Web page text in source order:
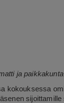
ja paikkakunta
kokouksessa
sijoittamille